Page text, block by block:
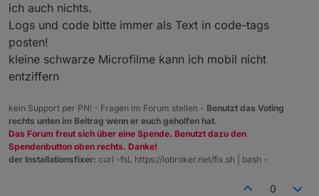
und Modbus gibt das zurück:
ich auch nichts.
Logs und code bitte immer als Text in code-tags
posten!
kleine schwarze Microfilme kann ich mobil nicht
entziffern
kein Support per PN! - Fragen im Forum stellen - Benutzt das Voting
rechts unten im Beitrag wenn er euch geholfen hat.
Das Forum freut sich über eine Spende. Benutzt dazu den
Spendenbutton oben rechts. Danke!
der Installationsfixer: curl -fsL https://iobroker.net/fix.sh | bash -
0